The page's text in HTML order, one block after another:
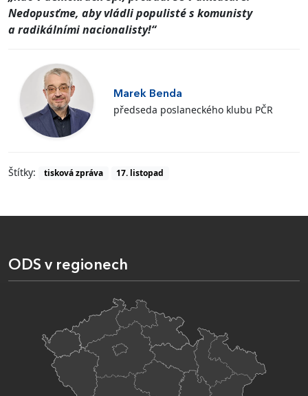
Nedopusťme, aby vládli populisté s komunisty
a radikálními nacionalisty!“
Marek Benda
předseda poslaneckého klubu PČR
Štítky: tisková zpráva 17. listopad
ODS v regionech